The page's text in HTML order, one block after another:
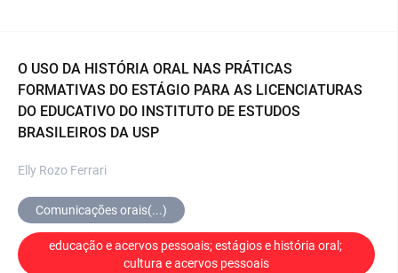
O USO DA HISTÓRIA ORAL NAS PRÁTICAS
FORMATIVAS DO ESTÁGIO PARA AS LICENCIATURAS
DO EDUCATIVO DO INSTITUTO DE ESTUDOS
BRASILEIROS DA USP
Elly Rozo Ferrari
Comunicações orais(...)
educação e acervos pessoais; estágios e história oral;
cultura e acervos pessoais